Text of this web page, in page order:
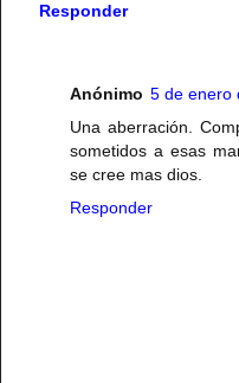
Responder
Anónimo 5 de enero
Una aberración.
sometidos a esas
se cree mas dios.
Responder